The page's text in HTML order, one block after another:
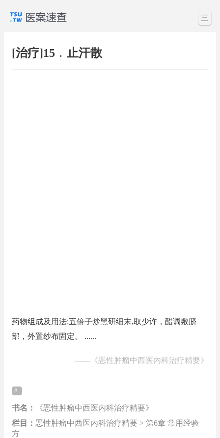
三
[治疗]15﹒止汗散
药物组成及用法:五倍子炒黑研细末,取少许，醋调敷脐
部，外置纱布固定。 ......
—— 《恶性肿瘤中西医内科治疗精要》
书名：
《恶性肿瘤中西医内科治疗精要》
栏目： 恶性肿瘤中西医内科治疗精要 > 第6章 常用经验
方